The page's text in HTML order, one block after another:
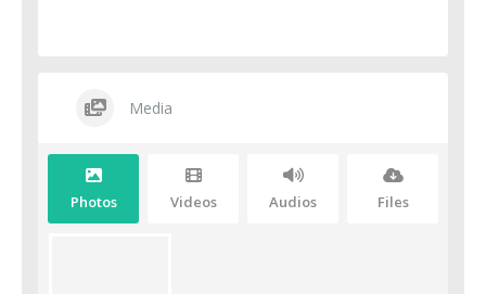
Media
Photos Videos Audios Files